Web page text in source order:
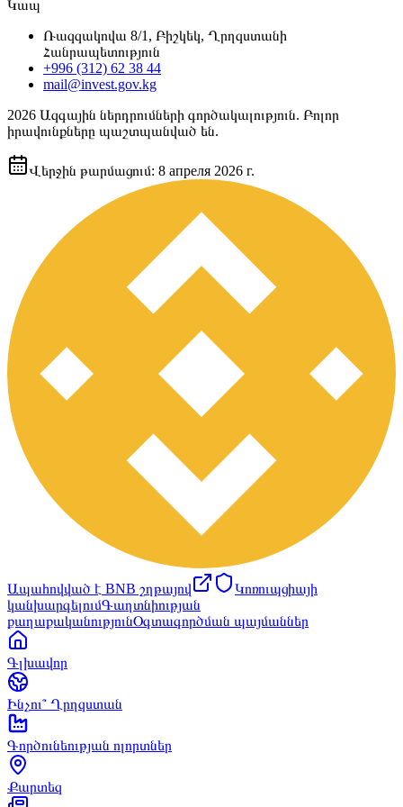
Կապ
Ռազզակովա 8/1, Բիշկեկ, Ղրղզստանի
Հանրապետություն
+996 (312) 62 38 44
mail@invest.gov.kg
2026 Ազգային ներդրումների գործակալություն. Բոլոր
իրավունքները պաշտպանված են.
Վերջին թարմացում: 8 апреля 2026 г.
Ապահովված է BNB շղթայով
Կոռուպցիայի
կանխարգելումԳաղտնիության
քաղաքականությունՕգտագործման պայմաններ
Գլխավոր
Ինչու՞ Ղրղզստան
Գործունեության ոլորտներ
Քարտեզ